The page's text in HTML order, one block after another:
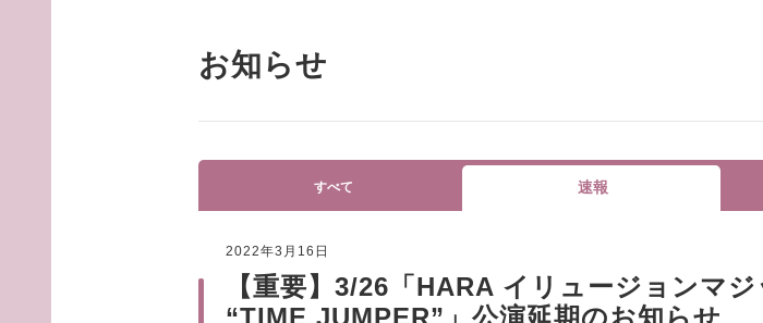
お知らせ
すべて 速報
2022年3月16日
【重要】3/26「HARA イリュージョンマ
“TIME JUMPER”」公演延期のお知らせ